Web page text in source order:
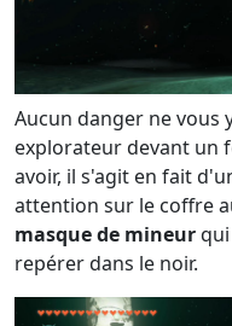
Aucun danger ne vous
explorateur devant un
avoir, il s'agit en fait
attention sur le coffre
masque de mineur
repérer dans le noir.